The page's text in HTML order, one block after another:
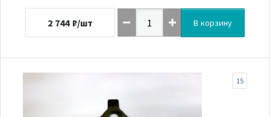
2 744 ₽/шт В корзину
15